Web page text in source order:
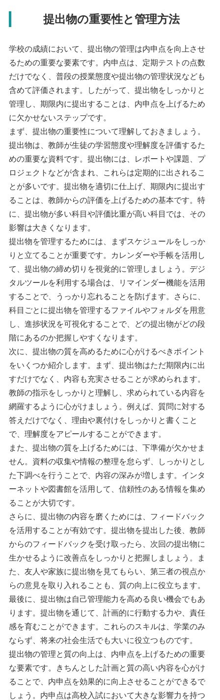
提出物の重要性と管理方法
学校の成績において、提出物の管理は内申点を向上させ
るための重要な要素です。内申点は、定期テストの点数
だけでなく、普段の授業態度や提出物の管理状況なども
含めて評価されます。したがって、提出物をしっかりと
管理し、期限内に提出することは、内申点を上げるため
に欠かせないステップです。
まず、提出物の重要性について理解しておきましょう。
提出物は、教師が生徒の学習態度や理解度を評価するた
めの重要な資料です。提出物には、レポートや課題、プ
ロジェクトなどが含まれ、これらは定期的に出されるこ
とが多いです。提出物を適切に仕上げ、期限内に提出す
ることは、教師からの評価を上げるための基本です。特
に、提出物が多い科目や評価比重が高い科目では、その
影響は大きくなります。
提出物を管理するためには、まずスケジュールをしっか
りと立てることが重要です。カレンダーや手帳を活用し
て、提出物の締め切りを視覚的に管理しましょう。デジ
タルツールを利用する場合は、リマインダー機能を活用
することで、うっかり忘れることを防げます。さらに、
科目ごとに提出物を管理するファイルやフォルダを用意
し、進捗状況を可視化することで、どの提出物がどの段
階にあるのか把握しやすくなります。
次に、提出物の質を高めるために心がけるべきポイント
をいくつか紹介します。まず、提出物はただ期限内に出
すだけでなく、内容も充実させることが求められます。
教師の指示をしっかりと理解し、求められている内容を
網羅するように心がけましょう。例えば、質問に対する
答えだけでなく、理由や裏付けをしっかりと書くこと
で、理解度をアピールすることができます。
また、提出物の質を上げるためには、下準備が欠かせま
せん。資料の収集や情報の整理を怠らず、しっかりとし
た下調べを行うことで、内容の深みが増します。インタ
ーネットや図書館を活用して、信頼性のある情報を集め
ることが大切です。
さらに、提出物の内容を磨くためには、フィードバック
を活用することが有効です。提出物を提出した後、教師
からのフィードバックを受け取ったら、次回の提出物に
生かせるように改善点をしっかりと把握しましょう。ま
た、友人や家族に提出物を見てもらい、第三者の視点か
らの意見を取り入れることも、質の向上に役立ちます。
最後に、提出物は自己管理能力を高める良い機会でもあ
ります。提出物を通じて、計画的に行動する力や、責任
感を育むことができます。これらのスキルは、学業のみ
ならず、将来の社会生活でも大いに役立つものです。
提出物の管理と質の向上は、内申点を上げるための重要
な要素です。きちんとした計画と質の高い内容を心がけ
ることで、内申点を効果的に向上させることができるで
しょう。内申点は高校入試において大きな影響力を持つ